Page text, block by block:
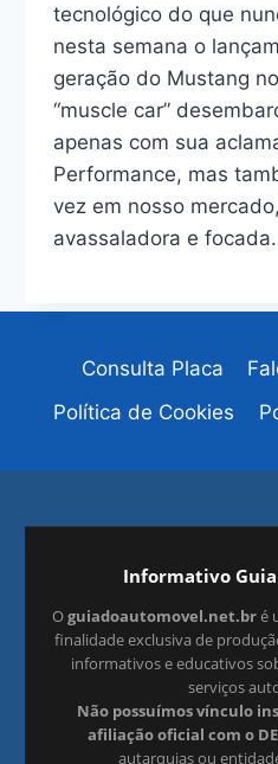
tecnológico do que
nesta semana o
geração do Mustang
“muscle car”
apenas com sua
Performance, mas
vez em nosso
avassaladora e
Consulta Placa
Política de Cookies
Informativo
Oguiadoautomovel.net.bré
finalidade exclusiva de
informativos e educativos
serviços
Não possuímos vínculo
afiliação oficial com o
autarquias ou